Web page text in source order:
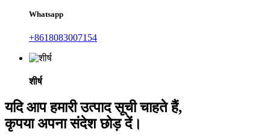
Whatsapp
+8618083007154
शीर्ष
यदि आप हमारी उत्पाद सूची चाहते हैं,
कृपया अपना संदेश छोड़ दें।